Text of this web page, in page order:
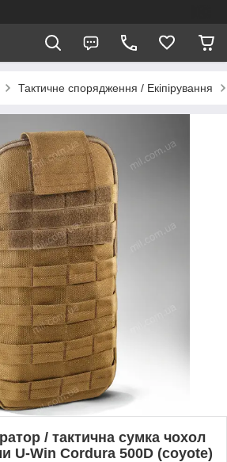
Тактичне спорядження / Екіпірування
/ тактична сумка чохол
U-Win Cordura 500D (coyote)